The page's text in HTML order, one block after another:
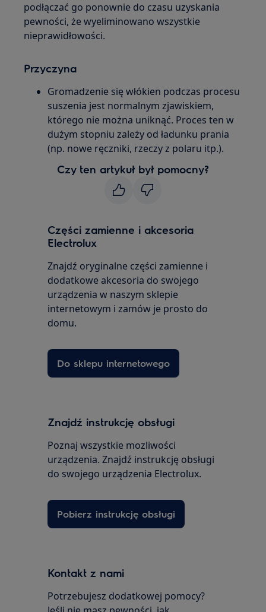
podłączać go ponownie do czasu uzyskania
pewności, że wyeliminowano wszystkie
nieprawidłowości.
Przyczyna
Gromadzenie się włókien podczas procesu
suszenia jest normalnym zjawiskiem,
którego nie można uniknąć. Proces ten w
dużym stopniu zależy od ładunku prania
(np. nowe ręczniki, rzeczy z polaru itp.).
Czy ten artykuł był pomocny?
Części zamienne i akcesoria
Electrolux
Znajdź oryginalne części zamienne i
dodatkowe akcesoria do swojego
urządzenia w naszym sklepie
internetowym i zamów je prosto do
domu.
Do sklepu internetowego
Znajdź instrukcję obsługi
Poznaj wszystkie mozliwości
urządzenia. Znajdź instrukcję obsługi
do swojego urządzenia Electrolux.
Pobierz instrukcję obsługi
Kontakt z nami
Potrzebujesz dodatkowej pomocy?